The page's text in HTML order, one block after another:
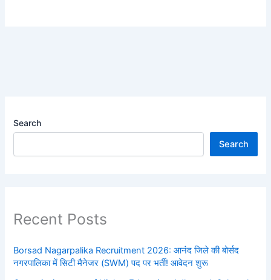
Search
Search
Recent Posts
Borsad Nagarpalika Recruitment 2026: आनंद जिले की बोर्सद
नगरपालिका में सिटी मैनेजर (SWM) पद पर भर्ती! आवेदन शुरू